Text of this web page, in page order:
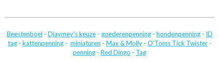
Beestenboel - Djaymey's keuze- goederenpenning- hondenpenning- ID
tag- kattenpenning- miniaturen - Max & Molly- O'Toms Tick Twister-
penning - Red Dingo - Tag